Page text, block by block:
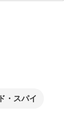
・スパイ